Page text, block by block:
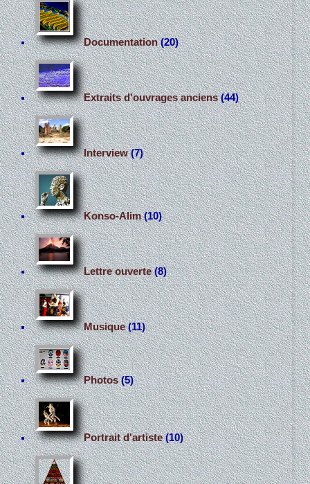
Documentation(20)
Extraits d'ouvrages anciens(44)
Interview(7)
Konso-Alim(10)
Lettre ouverte(8)
Musique(11)
Photos(5)
Portrait d'artiste(10)